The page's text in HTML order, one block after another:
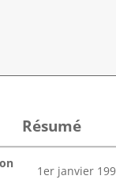
Résumé
1er janvier